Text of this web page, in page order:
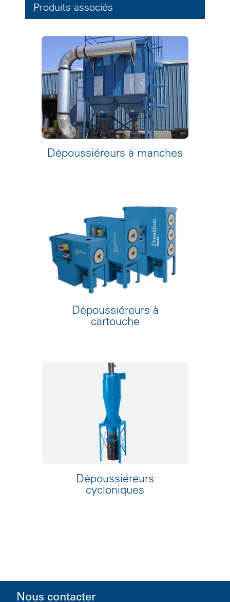
Produits associés
Dépoussiéreurs à manches
Dépoussiéreurs à
cartouche
Dépoussiéreurs
cycloniques
Nous contacter